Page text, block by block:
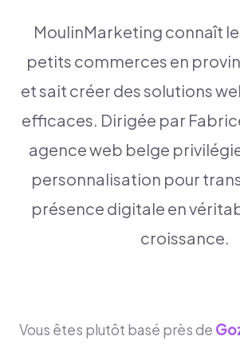
MoulinMarketing connaît
petits commerces en
et sait créer des solutions
efficaces. Dirigée par
agence web belge
personnalisation pour
présence digitale en
croissance.
Vous êtes plutôt basé près de